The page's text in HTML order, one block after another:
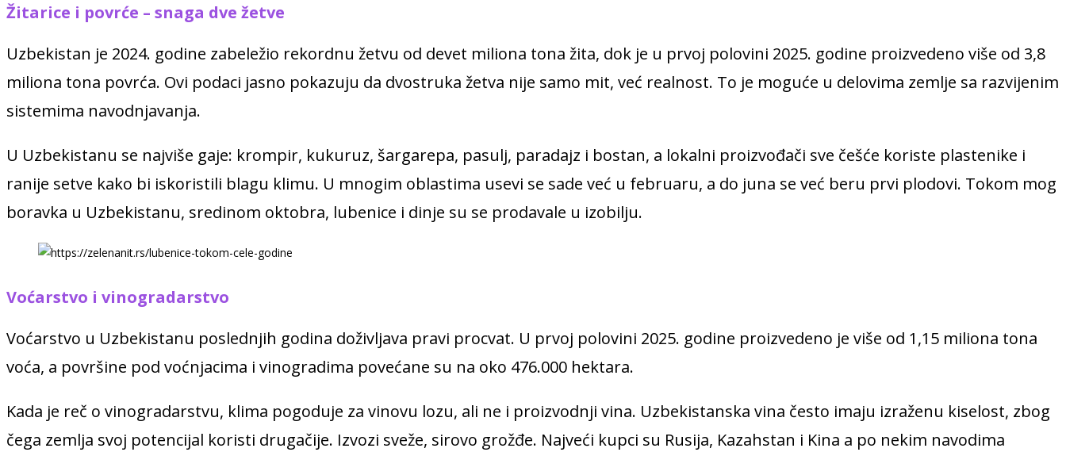
Žitarice i povrće – snaga dve žetve
Uzbekistan je 2024. godine zabeležio rekordnu žetvu od devet miliona tona žita, dok je u prvoj polovini 2025. godine proizvedeno više od 3,8
miliona tona povrća. Ovi podaci jasno pokazuju da dvostruka žetva nije samo mit, već realnost. To je moguće u delovima zemlje sa razvijenim
sistemima navodnjavanja.
U Uzbekistanu se najviše gaje: krompir, kukuruz, šargarepa, pasulj, paradajz i bostan, a lokalni proizvođači sve češće koriste plastenike i
ranije setve kako bi iskoristili blagu klimu. U mnogim oblastima usevi se sade već u februaru, a do juna se već beru prvi plodovi. Tokom mog
boravka u Uzbekistanu, sredinom oktobra, lubenice i dinje su se prodavale u izobilju.
Voćarstvo i vinogradarstvo
Voćarstvo u Uzbekistanu poslednjih godina doživljava pravi procvat. U prvoj polovini 2025. godine proizvedeno je više od 1,15 miliona tona
voća, a površine pod voćnjacima i vinogradima povećane su na oko 476.000 hektara.
Kada je reč o vinogradarstvu, klima pogoduje za vinovu lozu, ali ne i proizvodnji vina. Uzbekistanska vina često imaju izraženu kiselost, zbog
čega zemlja svoj potencijal koristi drugačije. Izvozi sveže, sirovo grožđe. Najveći kupci su Rusija, Kazahstan i Kina a po nekim navodima